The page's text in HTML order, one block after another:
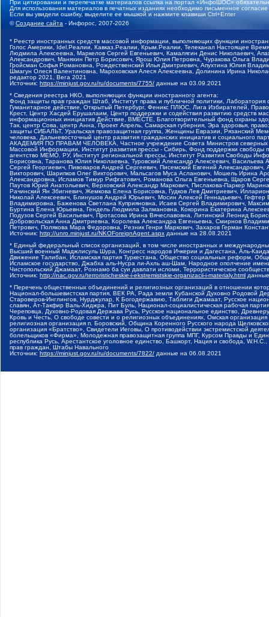
При цитировании и перепечатке материалов ссылка на портал «ИнфоШОС»
Для использования материалов в печатных изданиях необходимо письменное
Если вы увидели ошибку, выделите ее мышкой и нажмите клавиши Ctrl+Enter
©Создание сайта - Инфорос, 2007-2026
* Реестр иностранных средств массовой информации, выполняющих функции
Голос Америки, Idel.Реалии, Кавказ.Реалии, Крым.Реалии, Телеканал Настоящее
Людмила Алексеевна, Маркелов Сергей Евгеньевич, Камалягин Денис Николаевич,
Александрович, Маняхин Петр Борисович, Ярош Юлия Петровна, Чуракова Ольга
Гройсман Софья Романовна, Рождественский Илья Дмитриевич, Апухтина Юлия
Шмагун Олеся Валентиновна, Мароховская Алеся Алексеевна, Долинина Ирина
редактор 2021, Вега 2021
Источник: https://minjust.gov.ru/ru/documents/7755/ данные на 03.09.2021
* Сведения реестра НКО, выполняющих функции иностранного агента:
Фонд защиты прав граждан Штаб, Институт права и публичной политики,
Гуманитарное действие, Открытый Петербург, Феникс ПЛЮС, Лига Избирателей,
Крест, Центр Хасдей Ерушалаим, Центр поддержки и содействия развитию средств
информационных инициатив Действие, ВМЕСТЕ, Благотворительный фонд охраны
Так, центр Сова, центр Анна, Проект Апрель, Самарская губерния, Эра здоровья,
защиты СИБАЛЬТ, Уральская правозащитная группа, Женщины Евразии, Рязанский
человека, Дальневосточный центр развития гражданских инициатив и социального
АКАДЕМИЯ ПО ПРАВАМ ЧЕЛОВЕКА, Частное учреждение Совета Министров северных
Массовой Информации, Институт развития прессы - Сибирь, Фонд поддержки
агентство МЕМО. РУ, Институт региональной прессы, Институт Развития Свободы
Борисовна, Таранова Юлия Николаевна, Туровский Александр Алексеевич,
Сергей Георгиевич, Пивоваров Андрей Сергеевич, Писемский Евгений
Викторович, Шарипков Олег Викторович, Мальсагов Муса Асланович, Мошель Ирина
Александровна, Исламов Тимур Рифгатович, Романова Ольга Евгеньевна, Щаров
Паутов Юрий Анатольевич, Верховский Александр Маркович, Пислакова-Паркер
Рачинский Ян Збигневич, Жемкова Елена Борисовна, Гудков Лев Дмитриевич,
Николай Алексеевич, Блинушов Андрей Юрьевич, Мосин Алексей Геннадьевич,
Владимировна, Баженова Светлана Куприяновна, Исаев Сергей Владимирович,
Буртина Елена Юрьевна, Гендель Людмила Залмановна, Кокорина Екатерина
Подузов Сергей Васильевич, Протасова Ирина Вячеславовна, Литинский Леонид
Добровольская Анна Дмитриевна, Королева Александра Евгеньевна, Смирнов
Петрович, Полякова Мара Федоровна, Резник Генри Маркович, Захаров Герман
Источник: http://unro.minjust.ru/NKOForeignAgent.aspx данные на 28.08.2021
* Единый федеральный список организаций, в том числе иностранных и
Высший военный Маджлисуль Шура, Конгресс народов Ичкерии и Дагестана, Аль-
Движение Талибан, Исламская партия Туркестана, Общество социальных реформ,
Исламское государство, Джабха аль-Нусра ли-Ахль аш-Шам, Народное ополчение
Чистопольский Джамаат, Рохнамо ба суи давлати исломи, Террористическое
Источник: http://nac.gov.ru/terroristicheskie-i-ekstremistskie-organizacii-i-materialy.html
* Перечень общественных объединений и религиозных организаций в отношении
Национал-большевистская партия, ВЕК РА, Рада земли Кубанской Духовно Родовой
Староверов-Инглингов, Нурджулар, К Богодержавию, Таблиги Джамаат, Русское
славян, Ат-Такфир Валь-Хиджра, Пит Буль, Национал-социалистическая рабочая
Череповца, Духовно-Родовая Держава Русь, Русское национальное единство,
Кровь и Честь, О свободе совести и о религиозных объединениях, Омская
религиозная организация п. Боровский, Община Коренного Русского народа
организация «Братство», Свидетели Иеговы, О противодействии экстремистской
болельщиков «Фирма», Молодежная правозащитная группа МПГ, Курсом Правды и
республика Русь, Арестантское уголовное единство, Башкорт, Нация и свобода,
прав граждан, Штабы Навального
Источник: https://minjust.gov.ru/ru/documents/7822/ данные на 06.08.2021